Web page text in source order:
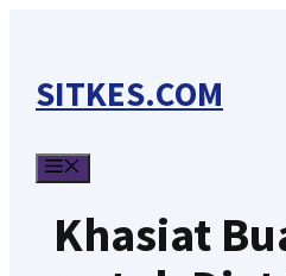
SITKES.COM
Khasiat